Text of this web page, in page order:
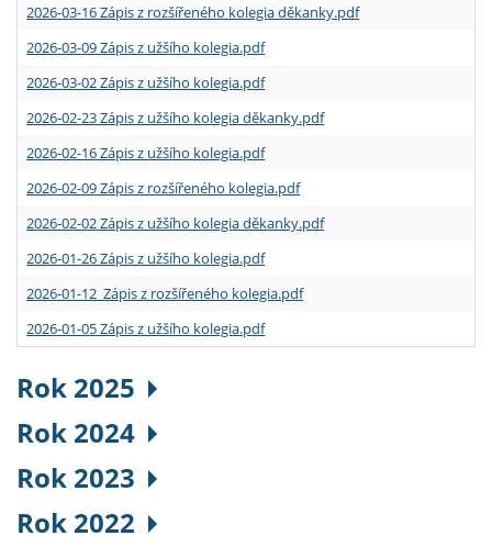
2026-03-16 Zápis z rozšířeného kolegia děkanky.pdf
2026-03-09 Zápis z užšího kolegia.pdf
2026-03-02 Zápis z užšího kolegia.pdf
2026-02-23 Zápis z užšího kolegia děkanky.pdf
2026-02-16 Zápis z užšího kolegia.pdf
2026-02-09 Zápis z rozšířeného kolegia.pdf
2026-02-02 Zápis z užšího kolegia děkanky.pdf
2026-01-26 Zápis z užšího kolegia.pdf
2026-01-12 Zápis z rozšířeného kolegia.pdf
2026-01-05 Zápis z užšího kolegia.pdf
Rok 2025
Rok 2024
Rok 2023
Rok 2022